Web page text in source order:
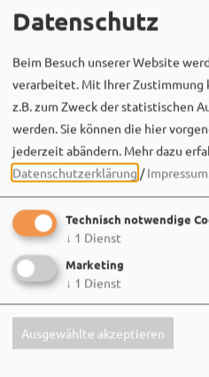
der im Kopf bleibt. 🌿🎵
Datenschutz
Beim Besuch unserer Website
verarbeitet. Mit Ihrer Zustimmung
z.B. zum Zweck der statistischen
werden. Sie können die hier
jederzeit abändern. Mehr dazu
Datenschutzerklärung /Impressum
Technisch notwendige
↓ 1 Dienst
Marketing
↓ 1 Dienst
Ausgewählte akzeptieren